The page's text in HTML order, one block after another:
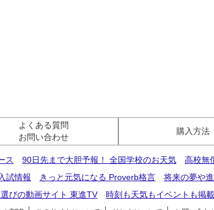
よくある質問
お問い合わせ
購入方法
ス 90日先まで大胆予報！ 全国学校のお天気
高校無
試情報
きっと元気になる Proverb格言
将来の夢や
びの動画サイト 東進TV
時刻も天気もイベントも掲